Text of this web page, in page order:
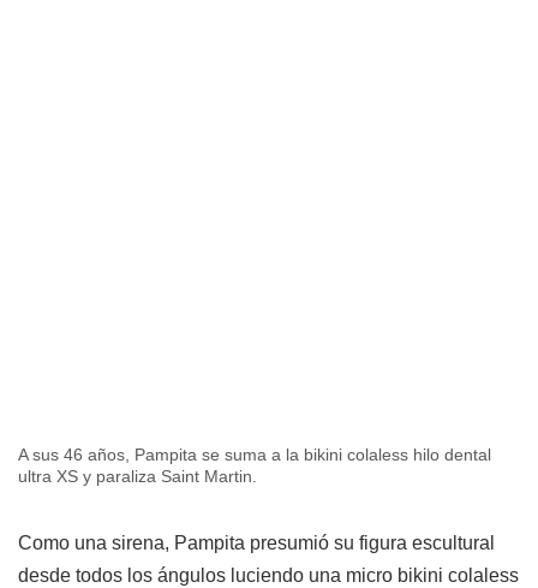
A sus 46 años, Pampita se suma a la bikini colaless hilo dental
ultra XS y paraliza Saint Martin.
Como una sirena, Pampita presumió su figura escultural
desde todos los ángulos luciendo una micro bikini colaless